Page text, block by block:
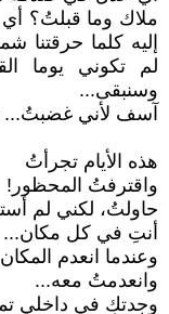
ملاك وما قبلتُ؟
إليه كلما حرقتنا
لم تكوني يوما
وسنبقى...
آسف لأني غضبتُ...
هذه الأيام تجرأتُ
واقترفتُ المحظور!
حاولتُ، لكني لم
أنتِ في كل مكان...
وعندما انعدم المكان
وانعدمتُ معه...
وجدتكِ في داخلي